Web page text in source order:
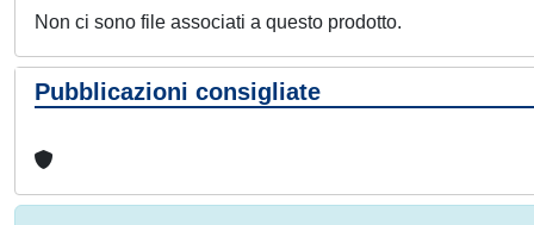
Non ci sono file associati a questo prodotto.
Pubblicazioni consigliate